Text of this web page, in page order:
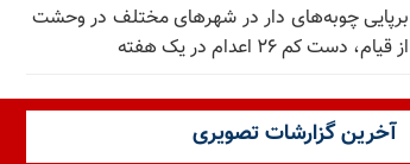
برپایی چوبه‌های دار در شهرهای مختلف در وحشت
از قیام، دست کم ۲۶ اعدام در یک هفته
آخرین گزارشات تصویری